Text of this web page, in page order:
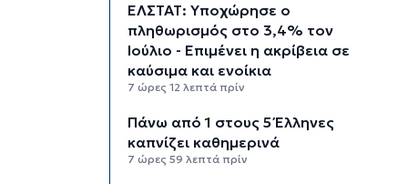
ΕΛΣΤΑΤ: Υποχώρησε ο
πληθωρισμός στο 3,4% τον
Ιούλιο - Επιμένει η ακρίβεια σε
καύσιμα και ενοίκια
7 ώρες 12 λεπτά πρίν
Πάνω από 1 στους 5 Έλληνες
καπνίζει καθημερινά
7 ώρες 59 λεπτά πρίν